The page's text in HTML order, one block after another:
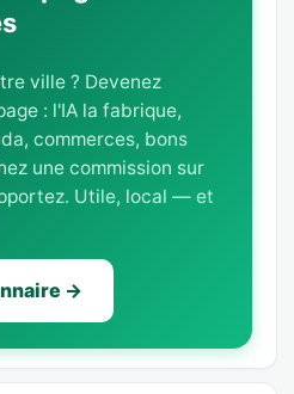
ville ? Devenez
: l'IA la fabrique,
commerces, bons
une commission sur
Utile, local — et
→